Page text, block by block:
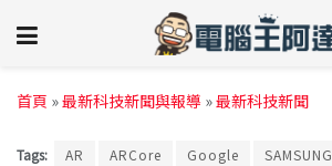
首頁 »最新科技新聞與報導 »最新科技新聞
Tags: AR ARCore Google SAMSUNG